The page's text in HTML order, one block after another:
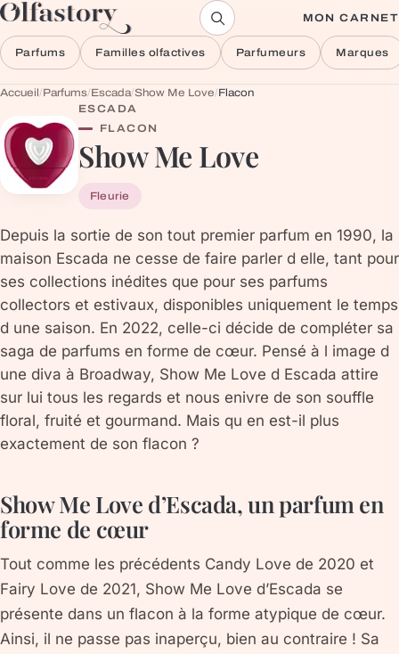
Aller au contenu MON CARNET
Parfums Familles olfactives Parfumeurs Marques
Accueil/Parfums/Escada/Show Me Love/Flacon
ESCADA
FLACON
Show Me Love
Fleurie
Depuis la sortie de son tout premier parfum en 1990, la
maison Escada ne cesse de faire parler d elle, tant pour
ses collections inédites que pour ses parfums
collectors et estivaux, disponibles uniquement le temps
d une saison. En 2022, celle-ci décide de compléter sa
saga de parfums en forme de cœur. Pensé à l image d
une diva à Broadway, Show Me Love d Escada attire
sur lui tous les regards et nous enivre de son souffle
floral, fruité et gourmand. Mais qu en est-il plus
exactement de son flacon ?
Show Me Love d’Escada, un parfum en
forme de cœur
Tout comme les précédents Candy Love de 2020 et
Fairy Love de 2021, Show Me Love d’Escada se
présente dans un flacon à la forme atypique de cœur.
Ainsi, il ne passe pas inaperçu, bien au contraire ! Sa